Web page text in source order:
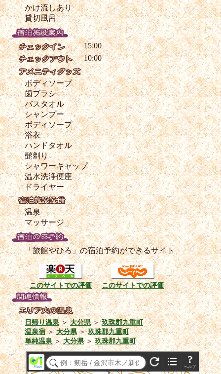
かけ流しあり
貸切風呂
15:00
10:00
ボディソープ
歯ブラシ
バスタオル
シャンプー
ボディソープ
浴衣
ハンドタオル
髭剃り
シャワーキャップ
温水洗浄便座
ドライヤー
温泉
マッサージ
「旅館やひろ」の宿泊予約ができるサイト
このサイトでの評価 このサイトでの評価
日帰り温泉＞大分県＞玖珠郡九重町
温泉宿＞大分県＞玖珠郡九重町
単純温泉＞大分県＞玖珠郡九重町